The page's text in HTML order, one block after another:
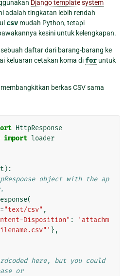
Django template system
adalah tingkatan lebih rendah
csv mudah Python, tetapi
kesini untuk kelengkapan.
daftar dari barang-barang ke
keluaran cetakan koma di for untuk
berkas CSV sama
HttpResponse
import loader
):
object with the ap
(
="text/csv" ,
Disposition" :
'attachm
},
here, but you could
or